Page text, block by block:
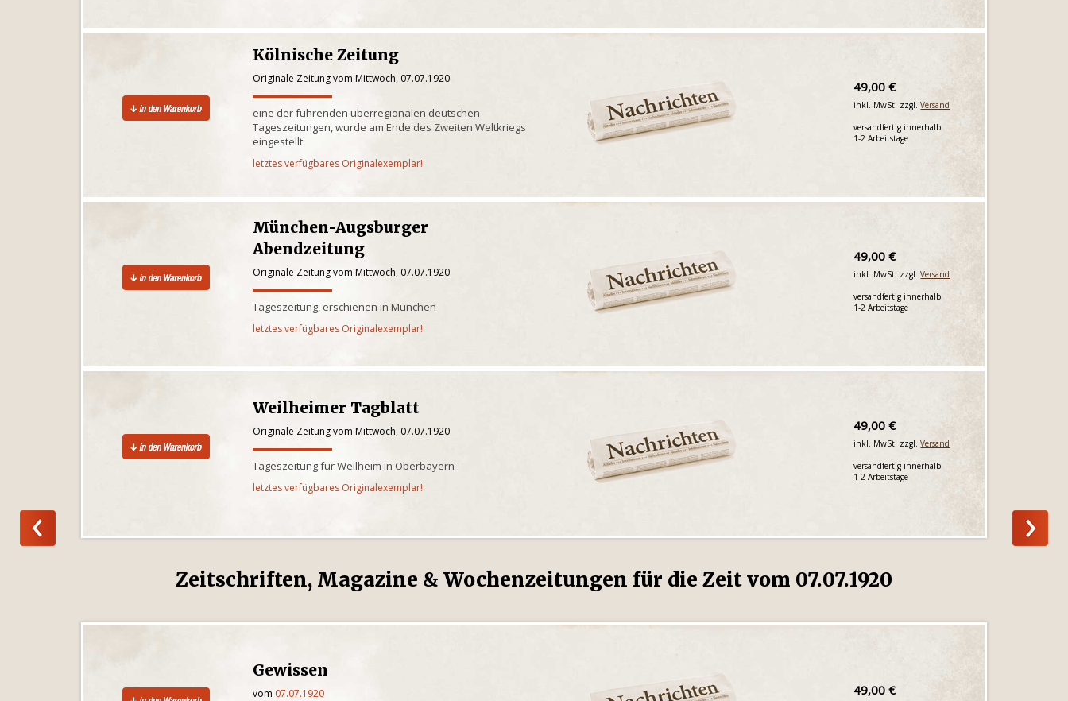
Kölnische Zeitung
Originale Zeitung vom Mittwoch, 07.07.1920
eine der führenden überregionalen deutschen
Tageszeitungen, wurde am Ende des Zweiten Weltkriegs
eingestellt
letztes verfügbares Originalexemplar!
49,00 €
inkl. MwSt. zzgl.Versand
versandfertig innerhalb
1-2 Arbeitstage
München-Augsburger
Abendzeitung
Originale Zeitung vom Mittwoch, 07.07.1920
Tageszeitung, erschienen in München
letztes verfügbares Originalexemplar!
49,00 €
inkl. MwSt. zzgl.Versand
versandfertig innerhalb
1-2 Arbeitstage
Weilheimer Tagblatt
Originale Zeitung vom Mittwoch, 07.07.1920
Tageszeitung für Weilheim in Oberbayern
letztes verfügbares Originalexemplar!
49,00 €
inkl. MwSt. zzgl.Versand
versandfertig innerhalb
1-2 Arbeitstage
Zeitschriften, Magazine & Wochenzeitungen für die Zeit vom 07.07.1920
Gewissen
vom 07.07.1920 49,00 €